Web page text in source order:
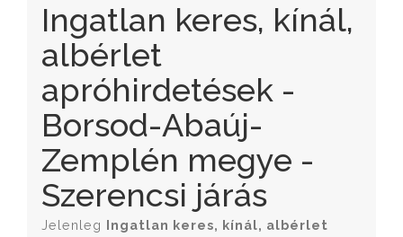
Ingatlan keres, kínál,
albérlet
apróhirdetések -
Borsod-Abaúj-
Zemplén megye -
Szerencsi járás
Jelenleg Ingatlan keres, kínál, albérlet